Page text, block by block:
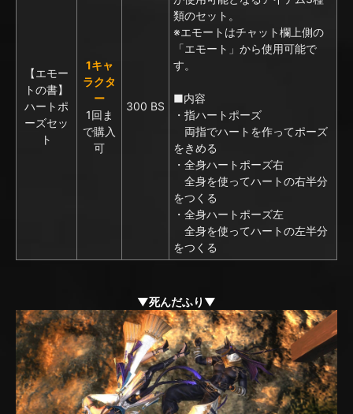
【エモー
トの書】
ハートポ
ーズセッ
ト
1キャ
ラクタ
ー
1回ま
で購入
可
300 BS
類のセット。
※エモートはチャット欄上側の
「エモート」から使用可能で
す。
■内容
・指ハートポーズ
両指でハートを作ってポーズ
をきめる
・全身ハートポーズ右
全身を使ってハートの右半分
をつくる
・全身ハートポーズ左
全身を使ってハートの左半分
をつくる
▼死んだふり▼